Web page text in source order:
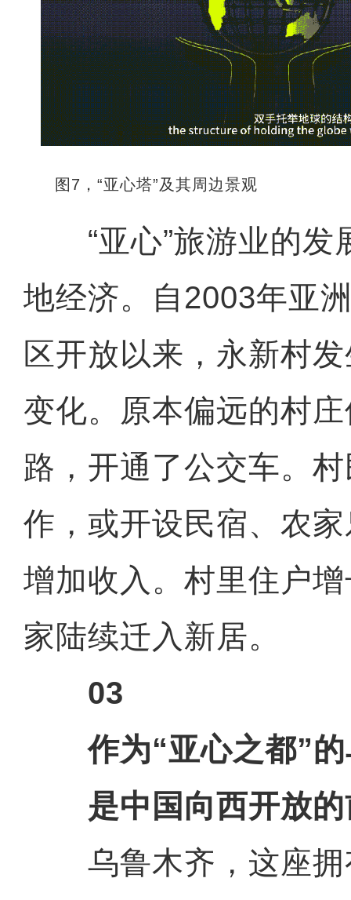
图7，“亚心塔”及其周边景观
“亚心”旅游业的发
地经济。自2003年亚
区开放以来，永新村
变化。原本偏远的村
路，开通了公交车。
作，或开设民宿、农
增加收入。村里住户
家陆续迁入新居。
03
作为“亚心之都”
是中国向西开放
乌鲁木齐，这座拥